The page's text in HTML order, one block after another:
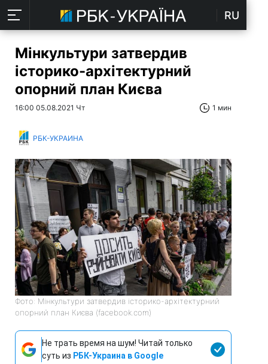
RU
Мінкультури затвердив
історико-архітектурний
опорний план Києва
16:00 05.08.2021 Чт 1 мин
РБК-УКРАИНА
Фото: Мінкультури затвердив історико-архітектурний
опорний план Києва (facebook.com)
Не трать время на шум! Читай только
суть из РБК-Украина в Google